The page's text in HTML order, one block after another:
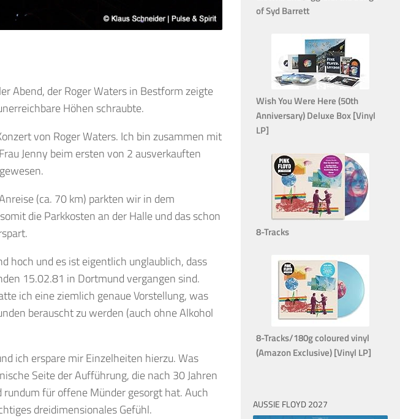
Abend, der Roger Waters in Bestform zeigte
Höhen schraubte.
von Roger Waters. Ich bin zusammen mit
Jenny beim ersten von 2 ausverkauften
(ca. 70 km) parkten wir in dem
die Parkkosten an der Halle und das schon
hoch und es ist eigentlich unglaublich, dass
15.02.81 in Dortmund vergangen sind.
ich eine ziemlich genaue Vorstellung, was
berauscht zu werden (auch ohne Alkohol
ich erspare mir Einzelheiten hierzu. Was
Seite der Aufführung, die nach 30 Jahren
für offene Münder gesorgt hat. Auch
dreidimensionales Gefühl.
of Syd Barrett
Wish You Were Here (50th
Anniversary) Deluxe Box [Vinyl
LP]
8-Tracks
8-Tracks/180g coloured vinyl
(Amazon Exclusive) [Vinyl LP]
AUSSIE FLOYD 2027